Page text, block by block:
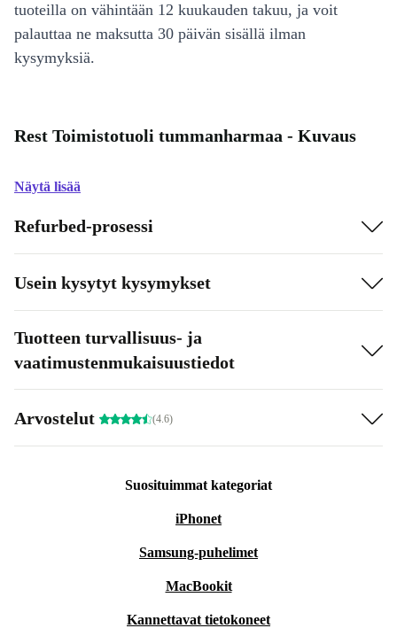
tuoteilla on vähintään 12 kuukauden takuu, ja voit
palauttaa ne maksutta 30 päivän sisällä ilman
kysymyksiä.
Rest Toimistotuoli tummanharmaa - Kuvaus
Näytä lisää
Refurbed-prosessi
Usein kysytyt kysymykset
Tuotteen turvallisuus- ja
vaatimustenmukaisuustiedot
Arvostelut (4.6)
Suosituimmat kategoriat
iPhonet
Samsung-puhelimet
MacBookit
Kannettavat tietokoneet